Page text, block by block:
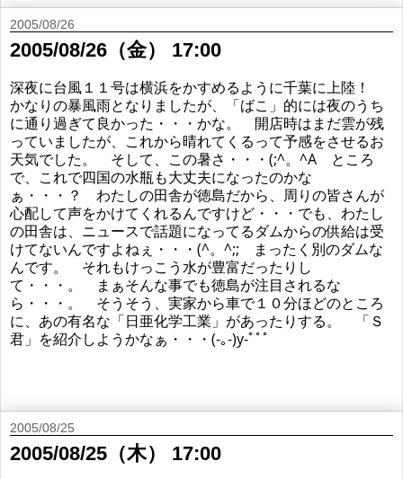
2005/08/26
2005/08/26（金） 17:00
深夜に台風１１号は横浜をかすめるように千葉に上陸！
かなりの暴風雨となりましたが、「ばこ」的には夜のうち
に通り過ぎて良かった・・・かな。 開店時はまだ雲が残
っていましたが、これから晴れてくるって予感をさせるお
天気でした。 そして、この暑さ・・・(;^。^A ところ
で、これで四国の水瓶も大丈夫になったのかな
ぁ・・・？ わたしの田舎が徳島だから、周りの皆さんが
心配して声をかけてくれるんですけど・・・でも、わたし
の田舎は、ニュースで話題になってるダムからの供給は受
けてないんですよねぇ・・・(^。^;; まったく別のダムな
んです。 それもけっこう水が豊富だったりし
て・・・。 まぁそんな事でも徳島が注目されるな
ら・・・。 そうそう、実家から車で１０分ほどのところ
に、あの有名な「日亜化学工業」があったりする。 「Ｓ
君」を紹介しようかなぁ・・・(-｡-)y-ﾟﾟﾟ
2005/08/25
2005/08/25（木） 17:00